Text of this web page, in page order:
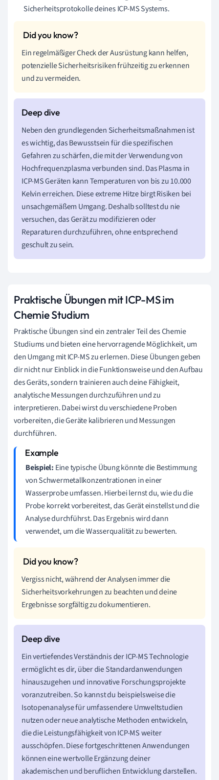
Sicherheitsprotokolle deines ICP-MS Systems.
Ein regelmäßiger Check der Ausrüstung kann helfen,
potenzielle Sicherheitsrisiken frühzeitig zu erkennen
und zu vermeiden.
Neben den grundlegenden Sicherheitsmaßnahmen ist
es wichtig, das Bewusstsein für die spezifischen
Gefahren zu schärfen, die mit der Verwendung von
Hochfrequenzplasma verbunden sind. Das Plasma in
ICP-MS Geräten kann Temperaturen von bis zu 10.000
Kelvin erreichen. Diese extreme Hitze birgt Risiken bei
unsachgemäßem Umgang. Deshalb solltest du nie
versuchen, das Gerät zu modifizieren oder
Reparaturen durchzuführen, ohne entsprechend
geschult zu sein.
Praktische Übungen mit ICP-MS im
Chemie Studium
Praktische Übungen sind ein zentraler Teil des Chemie
Studiums und bieten eine hervorragende Möglichkeit, um
den Umgang mit ICP-MS zu erlernen. Diese Übungen geben
dir nicht nur Einblick in die Funktionsweise und den Aufbau
des Geräts, sondern trainieren auch deine Fähigkeit,
analytische Messungen durchzuführen und zu
interpretieren. Dabei wirst du verschiedene Proben
vorbereiten, die Geräte kalibrieren und Messungen
durchführen.
Beispiel: Eine typische Übung könnte die Bestimmung
von Schwermetallkonzentrationen in einer
Wasserprobe umfassen. Hierbei lernst du, wie du die
Probe korrekt vorbereitest, das Gerät einstellst und die
Analyse durchführst. Das Ergebnis wird dann
verwendet, um die Wasserqualität zu bewerten.
Vergiss nicht, während der Analysen immer die
Sicherheitsvorkehrungen zu beachten und deine
Ergebnisse sorgfältig zu dokumentieren.
Ein vertiefendes Verständnis der ICP-MS Technologie
ermöglicht es dir, über die Standardanwendungen
hinauszugehen und innovative Forschungsprojekte
voranzutreiben. So kannst du beispielsweise die
Isotopenanalyse für umfassendere Umweltstudien
nutzen oder neue analytische Methoden entwickeln,
die die Leistungsfähigkeit von ICP-MS weiter
ausschöpfen. Diese fortgeschrittenen Anwendungen
können eine wertvolle Ergänzung deiner
akademischen und beruflichen Entwicklung darstellen.